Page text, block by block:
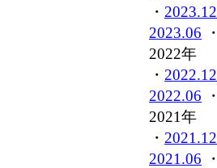
・ 2023.12
2023.06 ・
2022年
・ 2022.12
2022.06 ・
2021年
・ 2021.12
2021.06 ・